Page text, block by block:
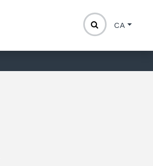
CA